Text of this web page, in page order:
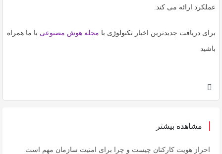
عملکرد ارائه می کند.
برای دریافت جدیدترین اخبار تکنولوژی با مجله هوش مصنوعی با ما همراه
باشید
مشاهده بیشتر
احراز هویت کارکنان چیست و چرا برای امنیت سازمان مهم است